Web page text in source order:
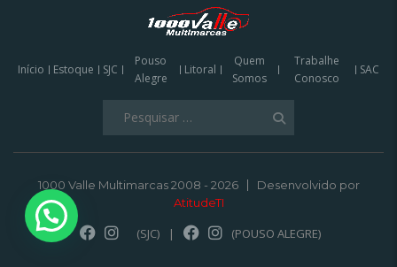
Início Estoque SJC
Pouso
Alegre
Litoral
Quem
Somos
Trabalhe
Conosco
SAC
1000 Valle Multimarcas 2008 - 2026
Desenvolvido por
AtitudeTI
(SJC) | (POUSO ALEGRE)